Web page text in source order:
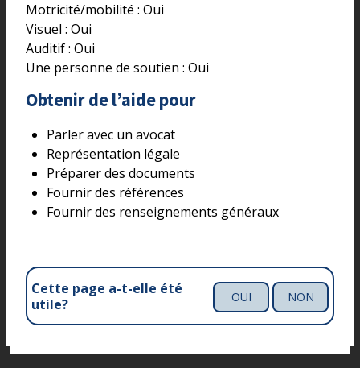
Motricité/mobilité : Oui
Visuel : Oui
Auditif : Oui
Une personne de soutien : Oui
Obtenir de l’aide pour
Parler avec un avocat
Représentation légale
Préparer des documents
Fournir des références
Fournir des renseignements généraux
Cette page a-t-elle été
utile?
OUI NON